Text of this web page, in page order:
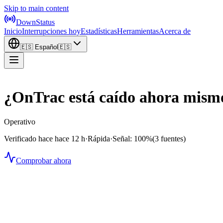
Skip to main content
DownStatus
InicioInterrupciones hoyEstadísticasHerramientasAcerca de
🇪🇸 Español 🇪🇸
¿OnTrac está caído ahora
Operativo
Verificado hace hace 12 h·Rápida·Señal: 100%(3 fuentes)
Comprobar ahora